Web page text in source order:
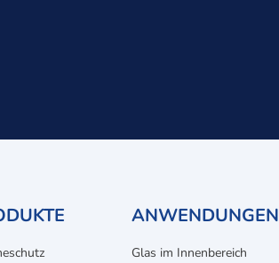
ANWENDUNGEN
Glas im Innenbereich